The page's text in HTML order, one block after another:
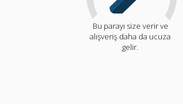
Bu parayı size verir ve
alışveriş daha da ucuza
gelir.